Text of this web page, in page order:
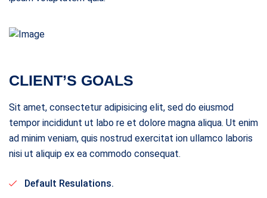
CLIENT’S GOALS
Sit amet, consectetur adipisicing elit, sed do eiusmod
tempor incididunt ut labo re et dolore magna aliqua. Ut enim
ad minim veniam, quis nostrud exercitat ion ullamco laboris
nisi ut aliquip ex ea commodo consequat.
Default Resulations.